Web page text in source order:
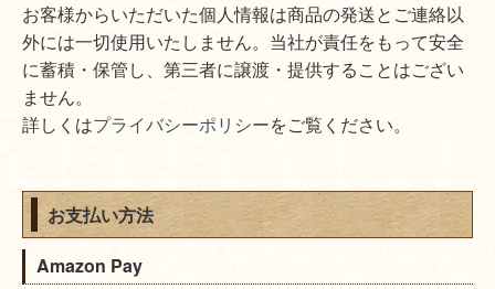
お客様からいただいた個人情報は商品の発送とご連絡以
外には一切使用いたしません。当社が責任をもって安全
に蓄積・保管し、第三者に譲渡・提供することはござい
ません。
詳しくはプライバシーポリシーをご覧ください。
お支払い方法
Amazon Pay